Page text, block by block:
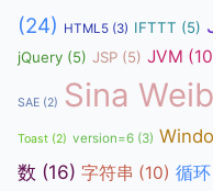
(24) HTML5 (3) IFTTT (5)
jQuery (5) JSP (5) JVM
SAE (2) Sina
Toast (2) version=6 (3)
数 (16) 字符串 (10) 循环